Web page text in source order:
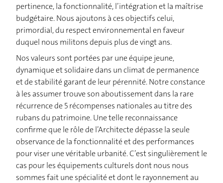
pertinence, la fonctionnalité, l’intégration et la maîtrise
budgétaire. Nous ajoutons à ces objectifs celui,
primordial, du respect environnemental en faveur
duquel nous militons depuis plus de vingt ans.
Nos valeurs sont portées par une équipe jeune,
dynamique et solidaire dans un climat de permanence
et de stabilité garant de leur pérennité. Notre constance
à les assumer trouve son aboutissement dans la rare
récurrence de 5 récompenses nationales au titre des
rubans du patrimoine. Une telle reconnaissance
confirme que le rôle de l’Architecte dépasse la seule
observance de la fonctionnalité et des performances
pour viser une véritable urbanité. C’est singulièrement le
cas pour les équipements culturels dont nous nous
sommes fait une spécialité et dont le rayonnement au